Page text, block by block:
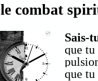
le combat
Sais-
que tu
que tu